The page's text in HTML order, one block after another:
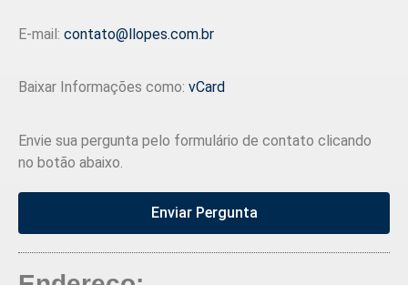
E-mail: contato@llopes.com.br
Baixar Informações como: vCard
Envie sua pergunta pelo formulário de contato clicando
no botão abaixo.
Enviar Pergunta